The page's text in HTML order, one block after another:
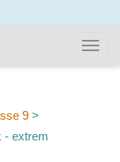
9 >
- extrem